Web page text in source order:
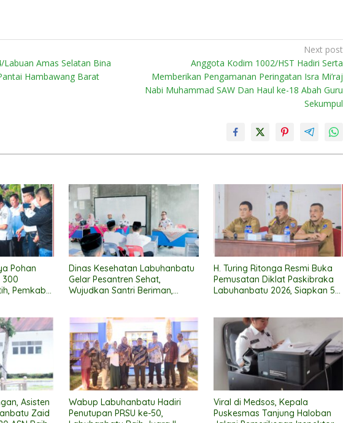
Amas Selatan Bina
Hambawang Barat
Next post
Anggota Kodim 1002/HST Hadiri Serta
Memberikan Pengamanan Peringatan Isra Mi’raj
Nabi Muhammad SAW Dan Haul ke-18 Abah Guru
Sekumpul
Pohan
300
Pemkab
Dinas Kesehatan Labuhanbatu
Gelar Pesantren Sehat,
Wujudkan Santri Beriman,
H. Turing Ritonga Resmi Buka
Pemusatan Diklat Paskibraka
Labuhanbatu 2026, Siapkan 50
Asisten
Zaid
Wabup Labuhanbatu Hadiri
Penutupan PRSU ke-50,
Viral di Medsos, Kepala
Puskesmas Tanjung Haloban